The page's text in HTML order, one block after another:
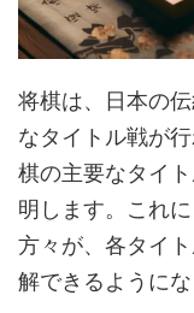
将棋は、日本の
なタイトル戦が
棋の主要なタイ
明します。これ
方々が、各タイ
解できるようにな